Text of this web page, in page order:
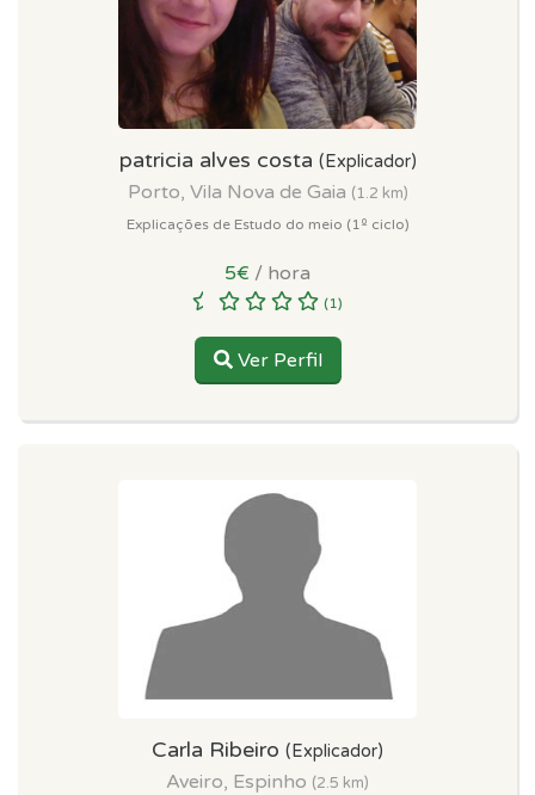
patricia alves costa (Explicador)
Porto, Vila Nova de Gaia (1.2 km)
Explicações de Estudo do meio (1º ciclo)
5€ / hora
(1)
Ver Perfil
Carla Ribeiro (Explicador)
Aveiro, Espinho (2.5 km)